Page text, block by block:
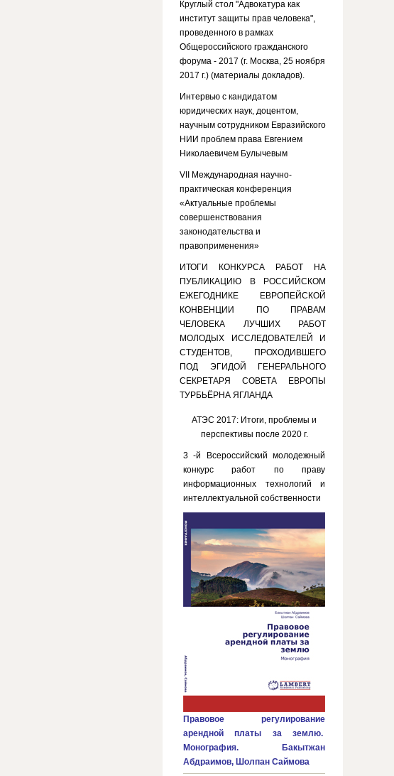
Круглый стол "Адвокатура как
институт защиты прав человека",
проведенного в рамках
Общероссийского гражданского
форума - 2017 (г. Москва, 25 ноября
2017 г.) (материалы докладов).
Интервью с кандидатом
юридических наук, доцентом,
научным сотрудником Евразийского
НИИ проблем права Евгением
Николаевичем Булычевым
VII Международная научно-
практическая конференция
«Актуальные проблемы
совершенствования
законодательства и
правоприменения»
ИТОГИ КОНКУРСА РАБОТ НА
ПУБЛИКАЦИЮ В РОССИЙСКОМ
ЕЖЕГОДНИКЕ ЕВРОПЕЙСКОЙ
КОНВЕНЦИИ ПО ПРАВАМ
ЧЕЛОВЕКА ЛУЧШИХ РАБОТ
МОЛОДЫХ ИССЛЕДОВАТЕЛЕЙ И
СТУДЕНТОВ, ПРОХОДИВШЕГО
ПОД ЭГИДОЙ ГЕНЕРАЛЬНОГО
СЕКРЕТАРЯ СОВЕТА ЕВРОПЫ
ТУРБЬЁРНА ЯГЛАНДА
АТЭС 2017: Итоги, проблемы и
перспективы после 2020 г.
3 -й Всероссийский молодежный
конкурс работ по праву
информационных технологий и
интеллектуальной собственности
Правовое регулирование
арендной платы за землю.
Монография. Бакытжан
Абдраимов, Шолпан Саймова